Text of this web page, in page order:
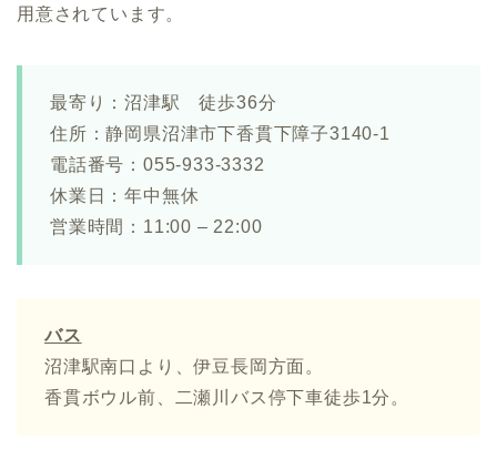
用意されています。
最寄り：沼津駅 徒歩36分
住所：静岡県沼津市下香貫下障子3140-1
電話番号：055-933-3332
休業日：年中無休
営業時間：11:00 – 22:00
バス
沼津駅南口より、伊豆長岡方面。
香貫ボウル前、二瀬川バス停下車徒歩1分。